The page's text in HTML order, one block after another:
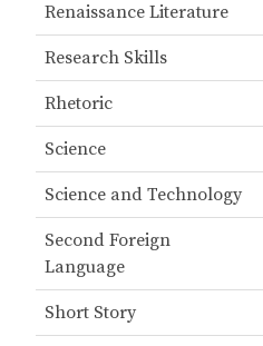
Renaissance Literature
Research Skills
Rhetoric
Science
Science and Technology
Second Foreign
Language
Short Story